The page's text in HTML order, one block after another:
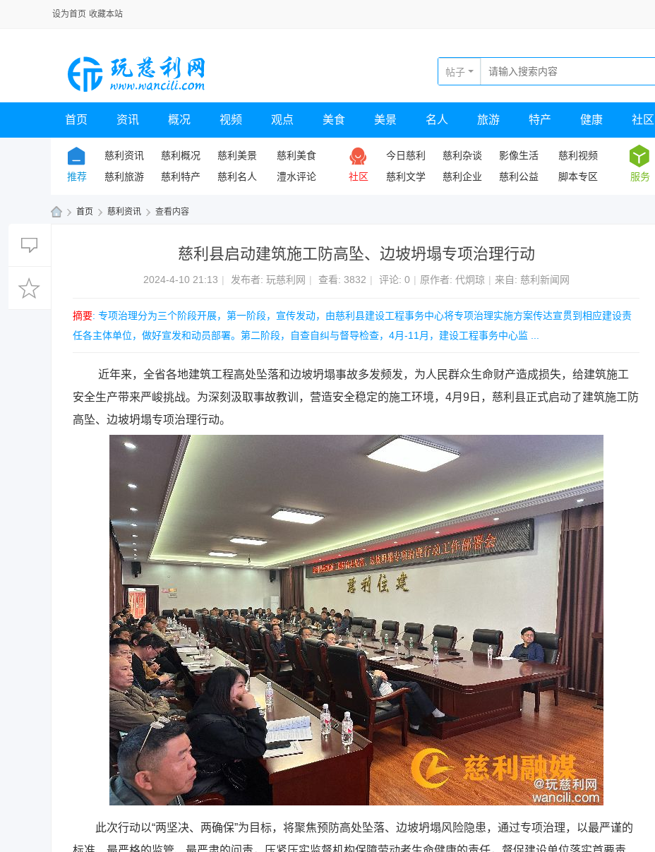
设为首页 收藏本站
帖子
首页 资讯 概况 视频 观点 美食 美景 名人 旅游 特产 健康 社区
推荐
慈利资讯 慈利概况 慈利美景
慈利美食
慈利旅游
慈利特产 慈利名人 澧水评论 社区
今日慈利 慈利杂谈 影像生活
慈利视频
慈利文学
慈利企业 慈利公益 脚本专区 服务
› 首页 › 慈利资讯 › 查看内容
慈利县启动建筑施工防高坠、边坡坍塌专项治理行动
2024-4-10 21:13 | 发布者: 玩慈利网 | 查看: 3832 | 评论: 0 | 原作者: 代炯琼 | 来自: 慈利新闻网
摘要: 专项治理分为三个阶段开展，第一阶段，宣传发动，由慈利县建设工程事务中心将专项治理实施方案传达宣贯到相应建设责
任各主体单位，做好宣发和动员部署。第二阶段，自查自纠与督导检查，4月-11月，建设工程事务中心监 ...
近年来，全省各地建筑工程高处坠落和边坡坍塌事故多发频发，为人民群众生命财产造成损失，给建筑施工
安全生产带来严峻挑战。为深刻汲取事故教训，营造安全稳定的施工环境，4月9日，慈利县正式启动了建筑施工防
高坠、边坡坍塌专项治理行动。
此次行动以“两坚决、两确保”为目标，将聚焦预防高处坠落、边坡坍塌风险隐患，通过专项治理，以最严谨的